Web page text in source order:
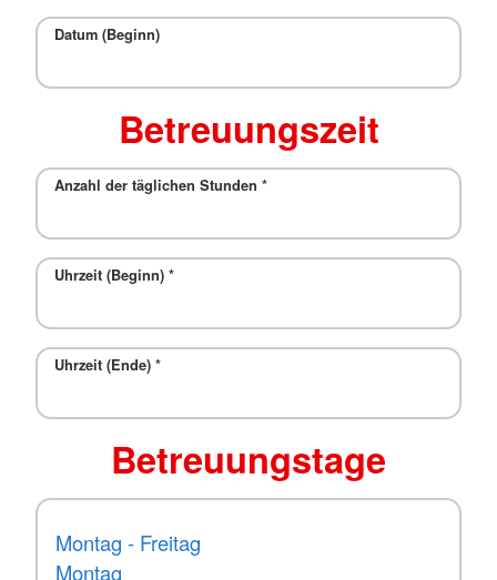
Datum (Beginn)
Betreuungszeit
Anzahl der täglichen Stunden *
Uhrzeit (Beginn) *
Uhrzeit (Ende) *
Betreuungstage